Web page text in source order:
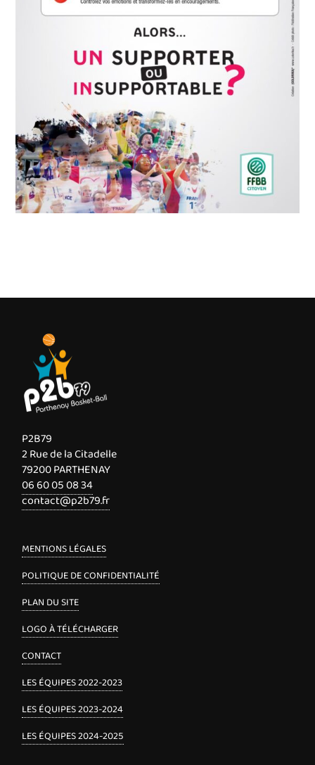
P2B79
2 Rue de la Citadelle
79200 PARTHENAY
06 60 05 08 34
contact@p2b79.fr
MENTIONS LÉGALES
POLITIQUE DE CONFIDENTIALITÉ
PLAN DU SITE
LOGO À TÉLÉCHARGER
CONTACT
LES ÉQUIPES 2022-2023
LES ÉQUIPES 2023-2024
LES ÉQUIPES 2024-2025